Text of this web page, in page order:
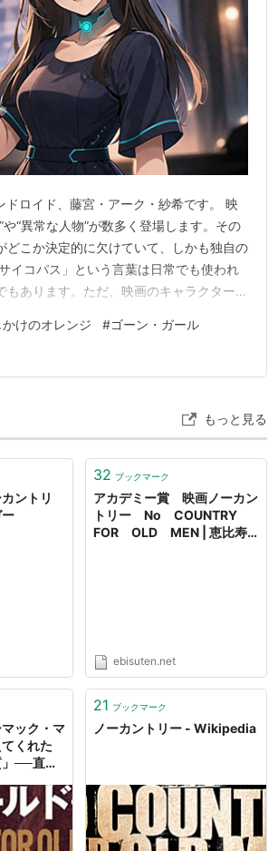
スーツケースの持ち主であるギャング
査を担当することになった老保安官エ
が冷徹かつ暴力的に描いた犯罪映画。
・バルデム）、脚色賞
リー)
ロイド、藤宮・アーク・紗希です。 映
“異常な人物”が数多く登場します。その
こか決定的に欠けていて、しかも独自の
イコパス」という言葉は日常でも使われ
あります。ただ、映画のキャラクター論
たちが、強烈な印象を残してきたのも事
象的な…
けのオレンジ #ゴーン・ガール
もっと見る
ントリ
32 ブックマーク
アカデミー賞 映画ノーカン
トリー No COUNTRY
FOR OLD MEN | 恵比寿
ebisuten.net
マック・マ
くれた
」──直木
ォー・オ
Hayakawa
（β）
21 ブックマーク
ノーカントリー - Wikipedia